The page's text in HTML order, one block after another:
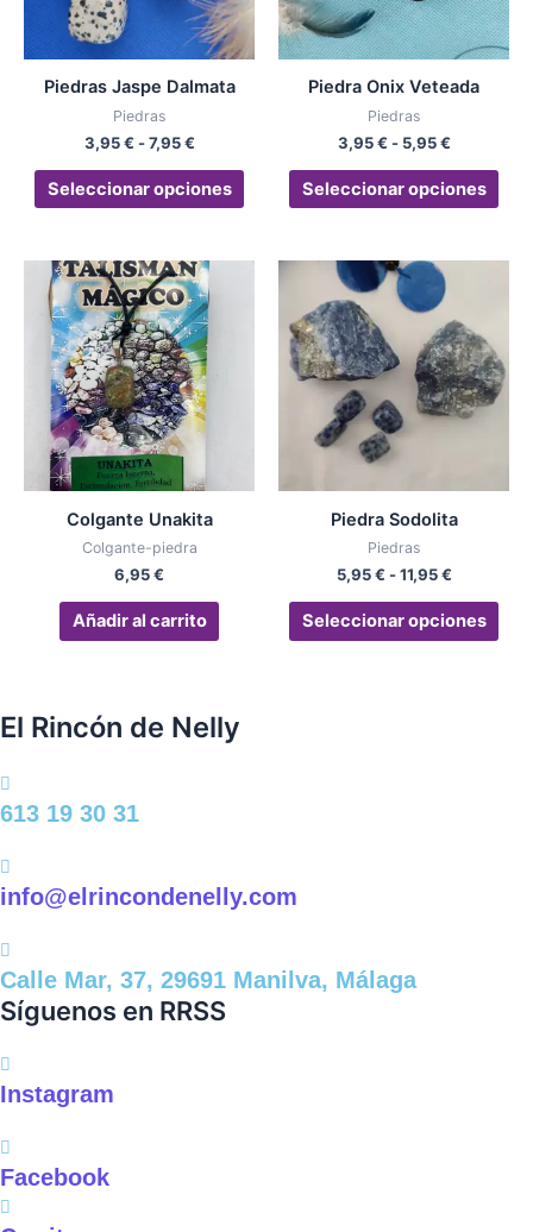
Piedras Jaspe Dalmata
Piedras
3,95€ - 7,95€
Seleccionar opciones
opciones
de
Piedra Onix Veteada
Piedras
3,95€ - 5,95€
Seleccionar opciones
se
de
Colgante Unakita
Colgante-piedra
6,95€
Añadir al carrito
Piedra Sodolita
Piedras
5,95€ - 11,95€
desde
5,95 €
hasta
11,95 €
Seleccionar opciones
de
El Rincón de Nelly
613 19 30 31
info@elrincondenelly.com
Calle Mar, 37, 29691 Manilva, Málaga
Síguenos en RRSS
Instagram
Facebook